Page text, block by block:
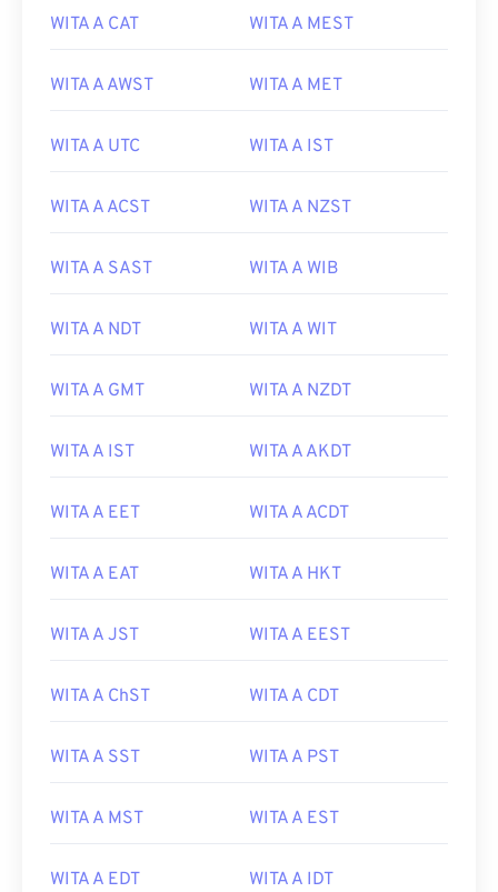
WITA A CAT WITA A MEST
WITA A AWST WITA A MET
WITA A UTC WITA A IST
WITA A ACST WITA A NZST
WITA A SAST WITA A WIB
WITA A NDT WITA A WIT
WITA A GMT WITA A NZDT
WITA A IST WITA A AKDT
WITA A EET WITA A ACDT
WITA A EAT WITA A HKT
WITA A JST WITA A EEST
WITA A ChST WITA A CDT
WITA A SST WITA A PST
WITA A MST WITA A EST
WITA A EDT WITA A IDT